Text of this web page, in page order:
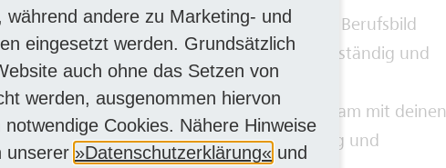
mit, um alle Arbeiten, die dem o. g. Berufsbild
klimatischen Bedingungen selbstständig und
Zuverlässigkeit auszuführen.
Teamgeist ziehst du gemeinsam mit deinen
einem Strang, unterstützt euch gegenseitig und
während andere zu Marketing- und
eingesetzt werden. Grundsätzlich
auch ohne das Setzen von
werden, ausgenommen hiervon
Cookies. Nähere Hinweise
unserer
Datenschutzerklärung
und